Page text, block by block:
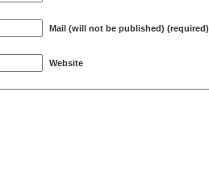
Mail (will not be published) (required)
Website